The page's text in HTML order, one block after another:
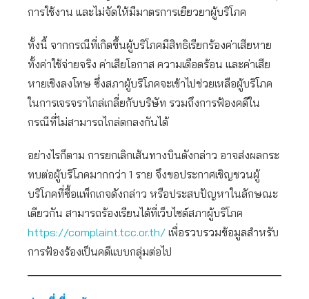
การใช้งาน และไม่จัดให้มีมาตรการเยียวยาผู้บริโภค
ทั้งนี้ จากกรณีที่เกิดขึ้นผู้บริโภคมีสิทธิเรียกร้องค่าเสียหาย
ทั้งค่าใช้จ่ายจริง ค่าเสียโอกาส ความเดือดร้อน และค่าเสีย
หายเชิงลงโทษ ซึ่งสภาผู้บริโภคจะเข้าไปช่วยเหลือผู้บริโภค
ในการเจรจราไกล่เกลี่ยกับบริษัท รวมถึงการฟ้องคดีใน
กรณีที่ไม่สามารถไกล่ตกลงกันได้
อย่างไรก็ตาม การยกเลิกเส้นทางบินดังกล่าว อาจส่งผลกระ
ทบต่อผู้บริโภคมากกว่า 1 ราย จึงขอประกาศเชิญชวนผู้
บริโภคที่ซื้อแพ็กเกจดังกล่าว หรือประสบปัญหาในลักษณะ
เดียวกัน สามารถร้องเรียนได้ที่เว็บไซต์สภาผู้บริโภค
https://complaint.tcc.or.th/ เพื่อรวบรวมข้อมูลสำหรับ
การฟ้องร้องเป็นคดีแบบกลุ่มต่อไป